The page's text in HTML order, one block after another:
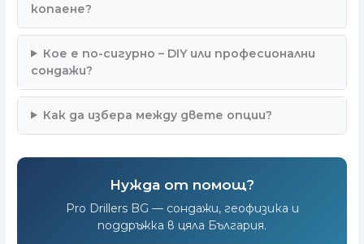
копаене?
Кое е по-сигурно – DIY или професионални
сондажи?
Как да избера между двете опции?
Нужда от помощ?
Pro Drillers BG — сондажи, геофизика и
поддръжка в цяла България.